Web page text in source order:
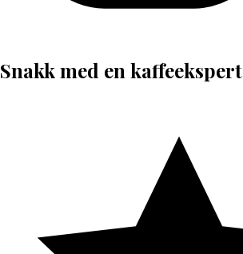
Snakk med en kaffeekspert